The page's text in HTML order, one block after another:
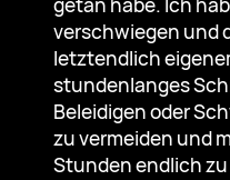
verschwiegen und
letztendlich
stundenlanges
Beleidigen oder
zu vermeiden und
Stunden endlich